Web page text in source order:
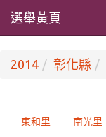
選舉黃頁
2014 彰化縣
東和里 南光里